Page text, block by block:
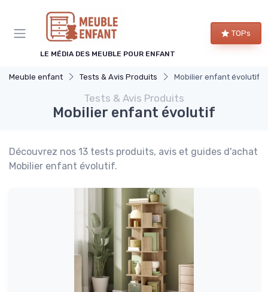
LE MÉDIA DES MEUBLE POUR ENFANT
TOPs
Meuble enfant Tests & Avis Produits Mobilier enfant évolutif
Tests & Avis Produits
Mobilier enfant évolutif
Découvrez nos 13 tests produits, avis et guides d'achat
Mobilier enfant évolutif.